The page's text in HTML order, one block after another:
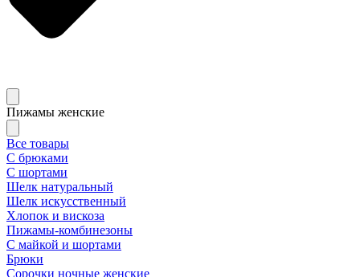
Пижамы женские
Все товары
С брюками
С шортами
Шелк натуральный
Шелк искусственный
Хлопок и вискоза
Пижамы-комбинезоны
С майкой и шортами
Брюки
Сорочки ночные женские